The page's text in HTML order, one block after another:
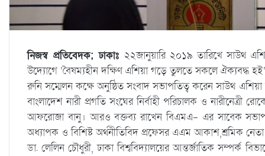
নিজস্ব প্রতিবেদক; ঢাকাঃ ২২জানুয়ারি ২০১৯ তারিখে সাউথ
উদ্যোগে ‘বৈষম্যহীন দক্ষিণ এশিয়া গড়ে তুলতে সকলে ঐক্যবদ্ধ
রুনি সম্মেলন কক্ষে অনুষ্ঠিত সংবাদ সভাপতিত্ব করেন সাউথ এশিয়া
বাংলাদেশ নারী প্রগতি সংঘের নির্বাহী পরিচালক ও নারীনেত্রী
আফরোজা বানু। আরও বক্তব্য রাখেন বিএমএ- এর সাবেক
অধ্যাপক ও বিশিষ্ট অর্থনীতিবিদ প্রফেসর এএম আকাশ,শ্রমিক
ডা. লেলিন চৌধুরী, ঢাকা বিশ্ববিদ্যালয়ের আন্তর্জাতিক সম্পর্ক